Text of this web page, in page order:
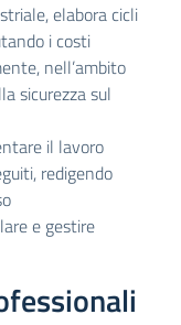
elabora cicli
i costi
nell’ambito
sicurezza sul
il lavoro
redigendo
e gestire